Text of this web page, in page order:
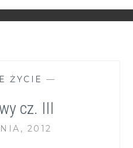
ŻYCIE —
cz. III
2012